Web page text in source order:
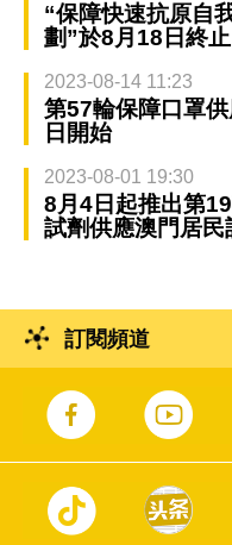
“保障快速抗原自
劃”於8月18日終止
2023-08-14 11:23
第57輪保障口罩供
日開始
2023-08-01 19:30
8月4日起推出第
試劑供應澳門居
訂閱頻道